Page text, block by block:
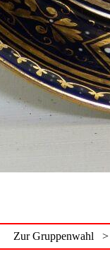
Zur Gruppenwahl >